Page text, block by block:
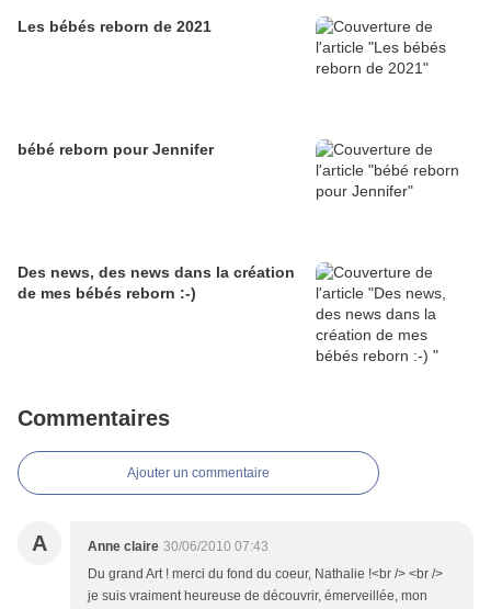
Les bébés reborn de 2021
bébé reborn pour Jennifer
Des news, des news dans la création
de mes bébés reborn :-)
Commentaires
Ajouter un commentaire
A Anne claire 30/06/2010 07:43
Du grand Art ! merci du fond du coeur, Nathalie !<br /> <br />
je suis vraiment heureuse de découvrir, émerveillée, mon